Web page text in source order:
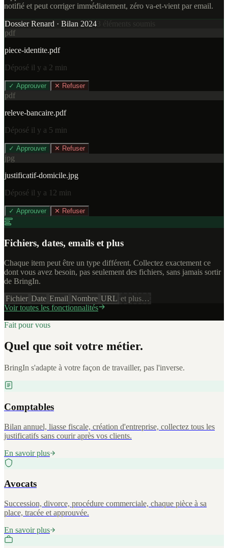
notifié et peut corriger immédiatement, zéro va-et-vient par email.
Dossier Renard · Bilan 2024
pdf
piece-identite.pdf
Déposé il y a 2 min
✓ Approuver ✕ Refuser
pdf
releve-bancaire.pdf
Déposé il y a 5 min
✓ Approuver ✕ Refuser
jpg
justificatif-domicile.jpg
Déposé il y a 12 min
✓ Approuver ✕ Refuser
Fichiers, dates, emails et plus
Chaque item peut être un type différent. Collectez exactement ce
dont vous avez besoin, pas seulement des fichiers, sans jamais sortir
de BringIn.
Fichier Date Email Nombre URL et plus…
Voir toutes les fonctionnalités
Fait pour vous
Quel que soit votre métier.
BringIn s'adapte à votre façon de travailler, pas l'inverse.
Comptables
Bilan annuel, liasse fiscale, création d'entreprise, collectez tous les
justificatifs sans courir après vos clients.
En savoir plus
Avocats
Succession, divorce, procédure commerciale, chaque pièce à sa
place, tracée et approuvée.
En savoir plus